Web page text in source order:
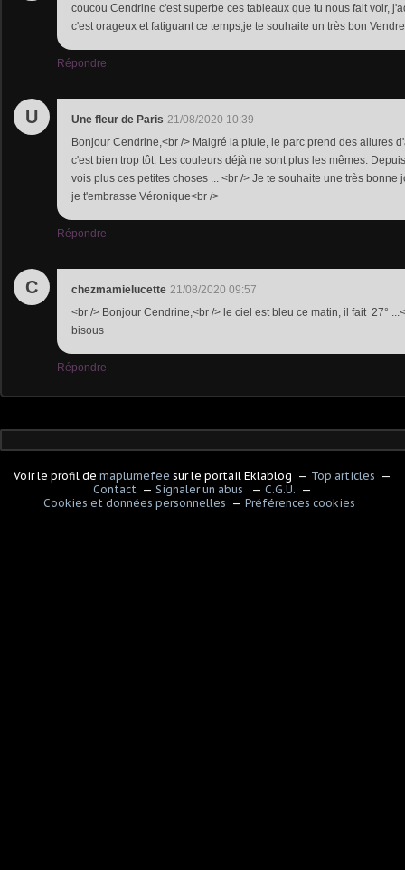
coucou Cendrine c'est superbe ces tableaux que tu nous fait voir,
c'est orageux et fatiguant ce temps,je te souhaite un très bon
Répondre
U Une fleur de Paris 21/08/2020 10:39
Bonjour Cendrine,<br /> Malgré la pluie, le parc prend des allures
c'est bien trop tôt. Les couleurs déjà ne sont plus les mêmes.
vois plus ces petites choses ... <br /> Je te souhaite une très bonne
je t'embrasse Véronique<br />
Répondre
C chezmamielucette 21/08/2020 09:57
<br /> Bonjour Cendrine,<br /> le ciel est bleu ce matin, il fait 27°
bisous
Répondre
Voir le profil de maplumefee sur le portail Eklablog
Top articles
Contact
Signaler un abus
C.G.U.
Cookies et données personnelles
Préférences cookies